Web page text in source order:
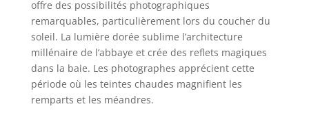
offre des possibilités photographiques
remarquables, particulièrement lors du coucher du
soleil. La lumière dorée sublime l’architecture
millénaire de l’abbaye et crée des reflets magiques
dans la baie. Les photographes apprécient cette
période où les teintes chaudes magnifient les
remparts et les méandres.